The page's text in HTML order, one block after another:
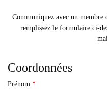
Communiquez avec un membre
remplissez le formulaire ci-
Coordonnées
Prénom *